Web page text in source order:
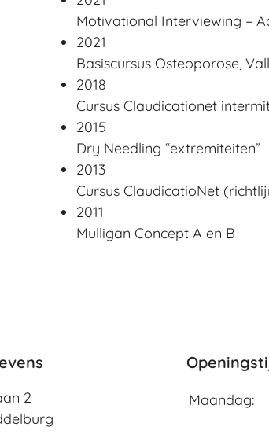
Motivational Interviewing –
2021
Basiscursus Osteoporose,
2018
Cursus Claudicationet
2015
Dry Needling “extremiteiten”
2013
Cursus ClaudicatioNet
2011
Mulligan Concept A en B
2
Maandag: